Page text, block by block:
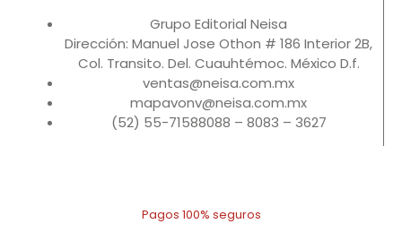
Grupo Editorial Neisa
Dirección: Manuel Jose Othon # 186 Interior 2B,
Col. Transito. Del. Cuauhtémoc. México D.f.
ventas@neisa.com.mx
mapavonv@neisa.com.mx
(52) 55-71588088 – 8083 – 3627
Pagos 100% seguros